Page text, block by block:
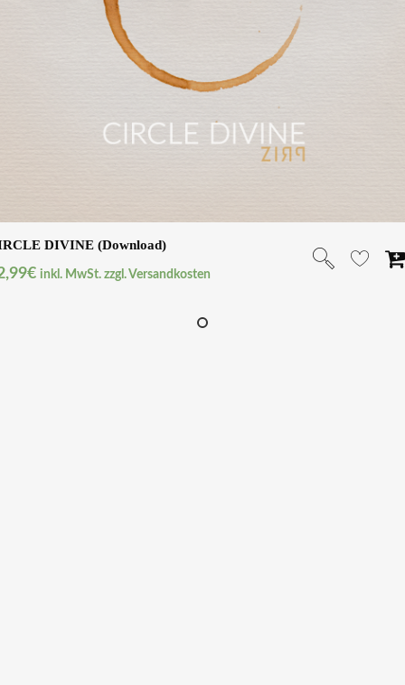
DIVINE (Download)
€ inkl. MwSt. zzgl. Versandkosten